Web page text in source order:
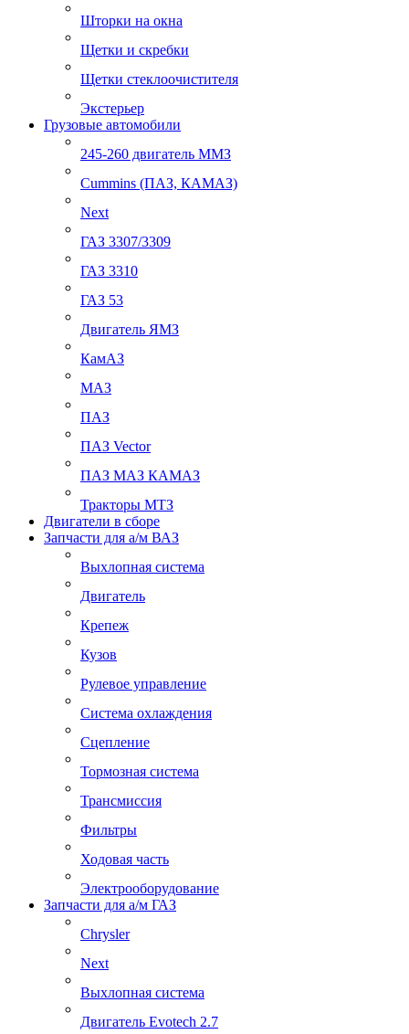
Шторки на окна
Щетки и скребки
Щетки стеклоочистителя
Экстерьер
Грузовые автомобили
245-260 двигатель ММЗ
Cummins (ПАЗ, КАМАЗ)
Next
ГАЗ 3307/3309
ГАЗ 3310
ГАЗ 53
Двигатель ЯМЗ
КамАЗ
МАЗ
ПАЗ
ПАЗ Vector
ПАЗ МАЗ КАМАЗ
Тракторы МТЗ
Двигатели в сборе
Запчасти для а/м ВАЗ
Выхлопная система
Двигатель
Крепеж
Кузов
Рулевое управление
Система охлаждения
Сцепление
Тормозная система
Трансмиссия
Фильтры
Ходовая часть
Электрооборудование
Запчасти для а/м ГАЗ
Chrysler
Next
Выхлопная система
Двигатель Evotech 2.7